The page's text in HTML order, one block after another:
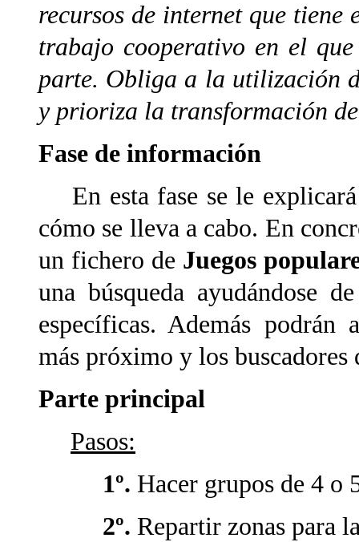
recursos de internet que tiene
trabajo cooperativo en el
parte. Obliga a la utilización
y prioriza la transformación
Fase de información
En esta fase se le explicará
cómo se lleva a cabo. En
un fichero de Juegos
una búsqueda ayudándose
específicas. Además podrán
más próximo y los buscadores
Parte principal
Pasos:
1º. Hacer grupos de 4 o
2º. Repartir zonas para